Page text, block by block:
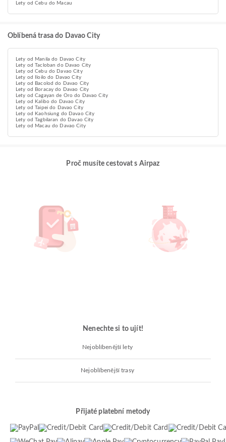
Lety od Cebu do Macau
Oblíbená trasa do Davao City
Lety od Manila do Davao City
Lety od Tacloban do Davao City
Lety od Cebu do Davao City
Lety od Iloilo do Davao City
Lety od Bacolod do Davao City
Lety od Boracay do Davao City
Lety od Cagayan de Oro do Davao City
Lety od Kalibo do Davao City
Lety od Taipei do Davao City
Lety od Kaohsiung do Davao City
Lety od Tagbilaran do Davao City
Lety od Macau do Davao City
Proč musíte cestovat s Airpaz
Nenechte si to ujít!
Nejoblíbenější lety
Nejoblíbenější trasy
Přijaté platební metody